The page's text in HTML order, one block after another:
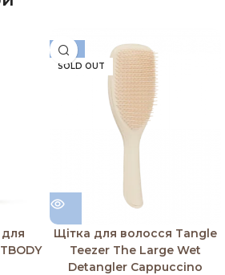
-15%
SOLD OUT
Щітка для волосся Tangle
Teezer The Large Wet
Detangler Cappuccino